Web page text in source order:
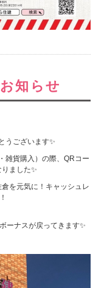
知らせ
うございます✨
雑貨購入）の際、QRコー
ました✨
を元気に！キャッシュレ
ーナスが戻ってきます✨